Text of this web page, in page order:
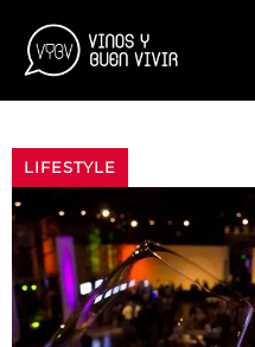
LIFESTYLE